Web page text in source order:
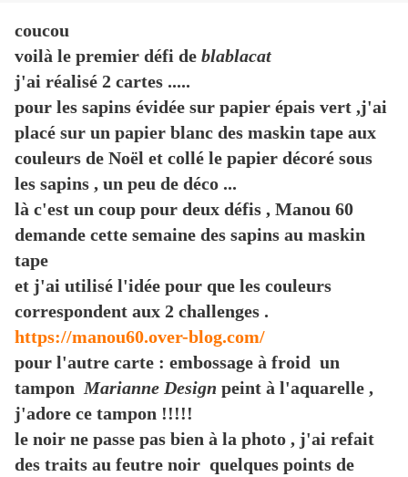
coucou
voilà le premier défi de blablacat
j'ai réalisé 2 cartes .....
pour les sapins évidée sur papier épais vert ,j'ai
placé sur un papier blanc des maskin tape aux
couleurs de Noël et collé le papier décoré sous
les sapins , un peu de déco ...
là c'est un coup pour deux défis , Manou 60
demande cette semaine des sapins au maskin
tape
et j'ai utilisé l'idée pour que les couleurs
correspondent aux 2 challenges .
https://manou60.over-blog.com/
pour l'autre carte : embossage à froid un
tampon Marianne Design peint à l'aquarelle ,
j'adore ce tampon !!!!!
le noir ne passe pas bien à la photo , j'ai refait
des traits au feutre noir quelques points de